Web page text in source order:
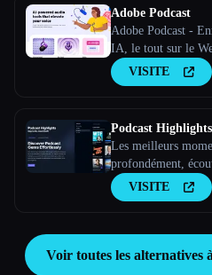
Adobe Podcast
Adobe Podcast -
IA, le tout sur le
VISITE
Podcast Highlights
Les meilleurs
profondément,
VISITE
Voir toutes les alternatives